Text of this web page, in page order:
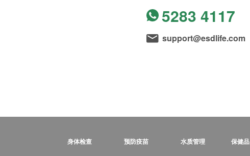
5283 4117
support@esdlife.com
身体检查 预防疫苗 水质管理 保健品